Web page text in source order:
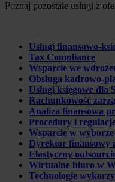
Poznaj pozostałe usługi z
Usługi finansowo-
Tax Compliance
Wsparcie we
Obsługa kadrowo-
Usługi księgowe dla
Rachunkowość
Analiza finansowa
Procedury i
Wsparcie w
Dyrektor finansowy
Elastyczny
Wirtualne biuro w
Technologie